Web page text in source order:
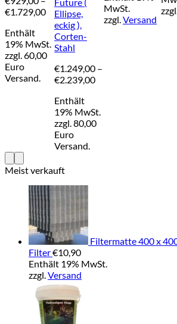
auf
der
Produktseite
gewählt
werden
€1.729,00Preisspanne:
€929,00
bis
€1.729,00
Enthält
19% MwSt.
zzgl. 60,00
Euro
Versand.
auf.
Die
Optionen
können
auf
Produktseite
gewählt
werden
Future (
Ellipse,
eckig ),
Corten-
Stahl
€1.249,00 –
€2.239,00Preisspanne:
€2.239,00
Enthält
19% MwSt.
zzgl. 80,00
Euro
Versand.
Produktseite
gewählt
werden
MwSt.
zzgl.Versand
Meist verkauft
Filtermatte 400 x
Filter€10,90
Enthält 19% MwSt.
zzgl.Versand